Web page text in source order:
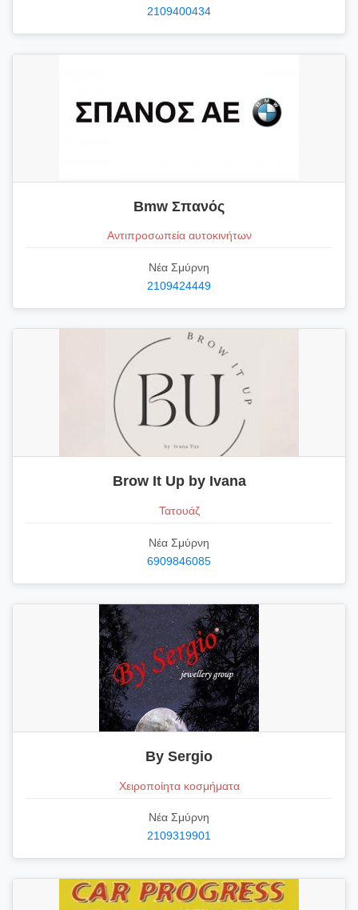
2109400434
Bmw Σπανός
Αντιπροσωπεία αυτοκινήτων
Νέα Σμύρνη
2109424449
Brow It Up by Ivana
Τατουάζ
Νέα Σμύρνη
6909846085
By Sergio
Χειροποίητα κοσμήματα
Νέα Σμύρνη
2109319901